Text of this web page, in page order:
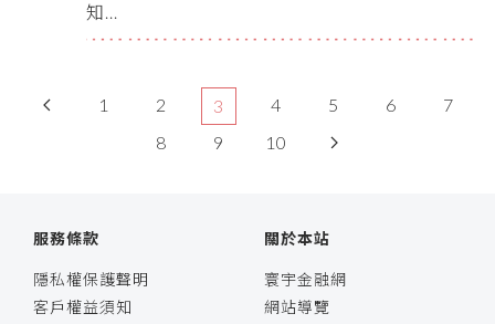
知...
1 2 3 4 5 6
7
8
9 10
服務條款
隱私權保護聲明
客戶權益須知
關於本站
寰宇金融網
網站導覽